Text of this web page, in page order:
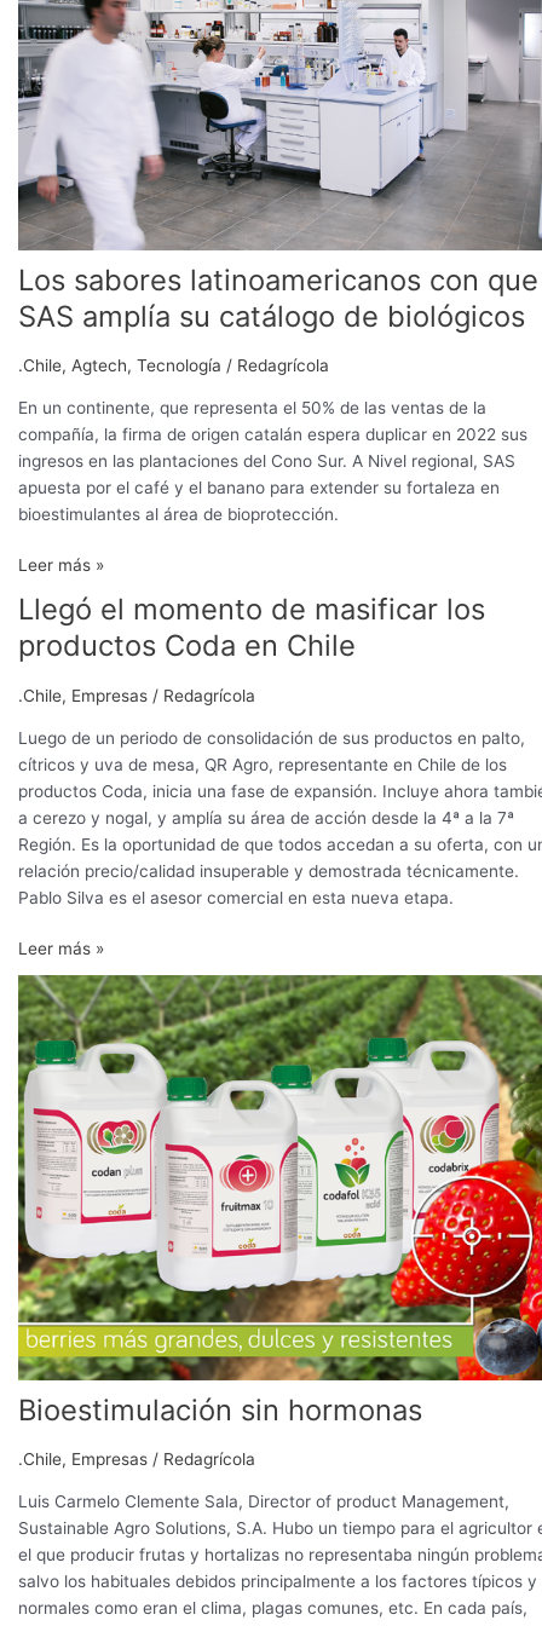
Los sabores latinoamericanos con que
SAS amplía su catálogo de biológicos
.Chile, Agtech, Tecnología / Redagrícola
En un continente, que representa el 50% de las ventas de la
compañía, la firma de origen catalán espera duplicar en 2022 sus
ingresos en las plantaciones del Cono Sur. A Nivel regional, SAS
apuesta por el café y el banano para extender su fortaleza en
bioestimulantes al área de bioprotección.
latinoamericanos
con
que
SAS
amplía
catálogo
de
biológicos
Leer más »
Llegó el momento de masificar los
productos Coda en Chile
.Chile, Empresas / Redagrícola
Luego de un periodo de consolidación de sus productos en palto,
cítricos y uva de mesa, QR Agro, representante en Chile de los
productos Coda, inicia una fase de expansión. Incluye ahora
a cerezo y nogal, y amplía su área de acción desde la 4ª a la 7ª
Región. Es la oportunidad de que todos accedan a su oferta, con
relación precio/calidad insuperable y demostrada técnicamente.
Pablo Silva es el asesor comercial en esta nueva etapa.
Llegó
momento
masificar
los
productos
Coda
en
Chile
Leer más »
Bioestimulación sin hormonas
.Chile, Empresas / Redagrícola
Luis Carmelo Clemente Sala, Director of product Management,
Sustainable Agro Solutions, S.A. Hubo un tiempo para el agricultor
el que producir frutas y hortalizas no representaba ningún
salvo los habituales debidos principalmente a los factores típicos y
normales como eran el clima, plagas comunes, etc. En cada país,
Bioestimulación
sin
hormonas